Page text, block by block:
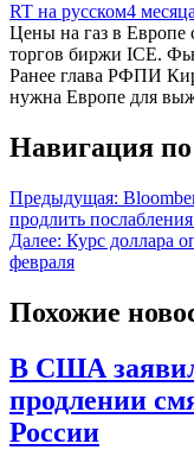
RT на русском4
Цены на газ в Европе
торгов биржи ICE.
Ранее глава РФПИ
нужна Европе для
Навигация
Предыдущая:
продлить
Далее: Курс доллара
февраля
Похожие
В США
продлении
России